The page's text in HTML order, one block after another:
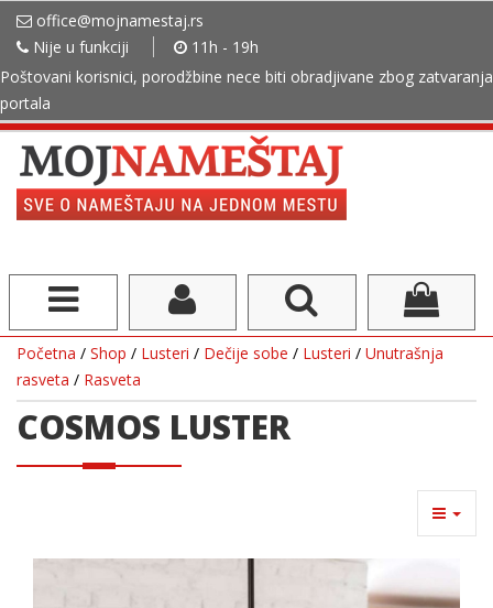
office@mojnamestaj.rs
Nije u funkciji
11h - 19h
Poštovani korisnici, porodžbine nece biti obradjivane zbog zatvaranja
portala
Početna / Shop / Lusteri / Dečije sobe / Lusteri / Unutrašnja
rasveta / Rasveta
COSMOS LUSTER